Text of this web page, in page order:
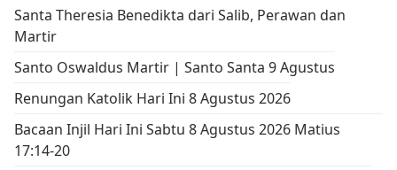
Santa Theresia Benedikta dari Salib, Perawan dan
Martir
Santo Oswaldus Martir | Santo Santa 9 Agustus
Renungan Katolik Hari Ini 8 Agustus 2026
Bacaan Injil Hari Ini Sabtu 8 Agustus 2026 Matius
17:14-20